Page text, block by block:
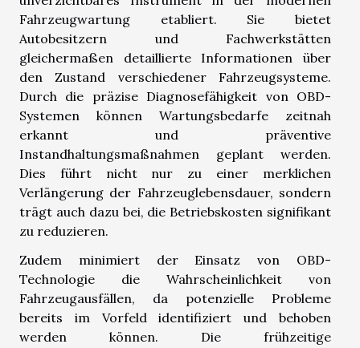
Fahrzeugwartung etabliert. Sie bietet
Autobesitzern und Fachwerkstätten
gleichermaßen detaillierte Informationen über
den Zustand verschiedener Fahrzeugsysteme.
Durch die präzise Diagnosefähigkeit von OBD-
Systemen können Wartungsbedarfe zeitnah
erkannt und präventive
Instandhaltungsmaßnahmen geplant werden.
Dies führt nicht nur zu einer merklichen
Verlängerung der Fahrzeuglebensdauer, sondern
trägt auch dazu bei, die Betriebskosten signifikant
zu reduzieren.
Zudem minimiert der Einsatz von OBD-
Technologie die Wahrscheinlichkeit von
Fahrzeugausfällen, da potenzielle Probleme
bereits im Vorfeld identifiziert und behoben
werden können. Die frühzeitige